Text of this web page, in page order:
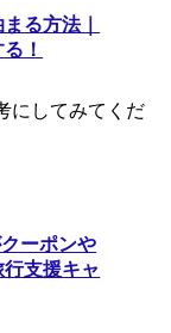
る方法｜
！
にしてみてくだ
ーポンや
支援キャ